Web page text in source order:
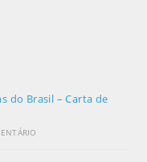
do Brasil – Carta de